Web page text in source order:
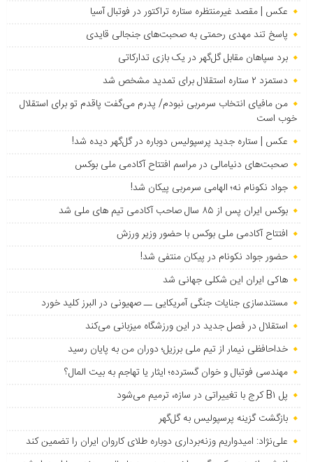
عکس | مقصد غیرمنتظره ستاره تراکتور در فوتبال آسیا
پاسخ تند مهدی رحمتی به صحبت‌های جنجالی قایدی
برد سپاهان مقابل گل‌گهر در یک بازی تدارکاتی
دستمزد ۲ ستاره استقلال برای تمدید مشخص شد
من مافیای انتخاب سرمربی نبودم/ پدرم می‌گفت پاقدم تو برای استقلال
خوب است
عکس | ستاره جدید پرسپولیس دوباره در گل‌گهر دیده شد!
صحبت‌های دنیامالی در مراسم افتتاح آکادمی ملی بوکس
جواد نکونام نه؛ الهامی سرمربی پیکان شد!
بوکس ایران پس از ۸۵ سال صاحب آکادمی تیم های ملی شد
افتتاح آکادمی ملی بوکس با حضور وزیر ورزش
حضور جواد نکونام در پیکان منتفی شد!
هاکی ایران این شکلی جهانی شد
مستندسازی جنایات جنگی آمریکایی ــ صهیونی در البرز کلید خورد
استقلال در فصل جدید در این ورزشگاه میزبانی می‌کند
خداحافظی نیمار از تیم ملی برزیل؛ دوران من به پایان رسید
مهندسی فوتبال و خوان گسترده؛ ایثار یا تهاجم به بیت المال؟
پل B۱ کرج با تغییراتی در سازه، ترمیم می‌شود
بازگشت گزینه پرسپولیس به ‌گل‌گهر
علی‌نژاد: امیدواریم وزنه‌برداری دوباره طلای کاروان ایران را تضمین کند